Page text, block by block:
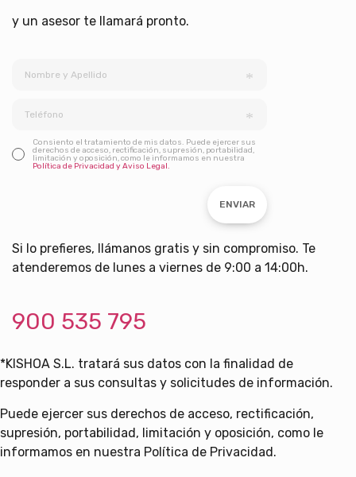
y un asesor te llamará pronto.
Consiento el tratamiento de mis datos. Puede ejercer sus
derechos de acceso, rectificación, supresión, portabilidad,
limitación y oposición, como le informamos en nuestra
Política de Privacidad y Aviso Legal.
ENVIAR
Si lo prefieres, llámanos gratis y sin compromiso. Te
atenderemos de lunes a viernes de 9:00 a 14:00h.
900 535 795
*KISHOA S.L. tratará sus datos con la finalidad de
responder a sus consultas y solicitudes de información.
Puede ejercer sus derechos de acceso, rectificación,
supresión, portabilidad, limitación y oposición, como le
informamos en nuestra Política de Privacidad.